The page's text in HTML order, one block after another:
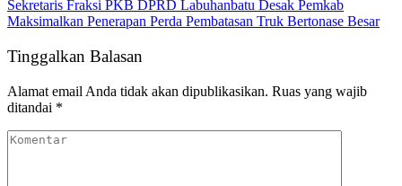
Sekretaris Fraksi PKB DPRD Labuhanbatu Desak Pemkab
Maksimalkan Penerapan Perda Pembatasan Truk Bertonase Besar
Tinggalkan Balasan
Alamat email Anda tidak akan dipublikasikan. Ruas yang wajib
ditandai *